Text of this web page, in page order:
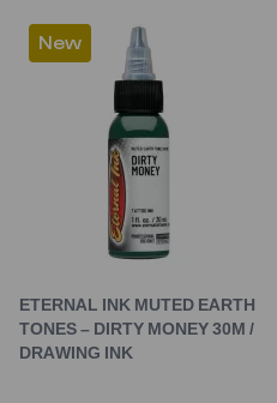
New
ETERNAL INK MUTED EARTH
TONES – DIRTY MONEY 30M /
DRAWING INK